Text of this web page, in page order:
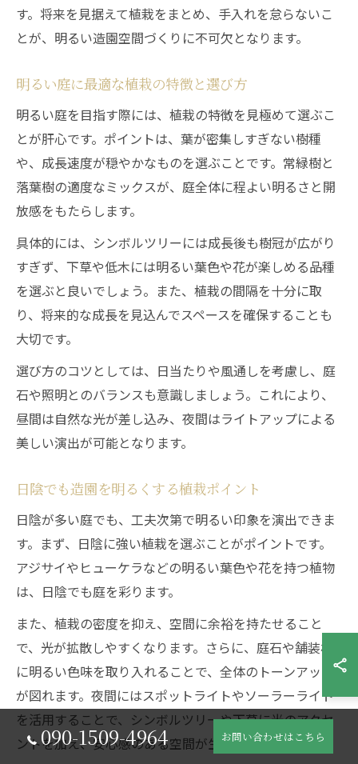
す。将来を見据えて植栽をまとめ、手入れを怠らないこ
とが、明るい造園空間づくりに不可欠となります。
明るい庭に最適な植栽の特徴と選び方
明るい庭を目指す際には、植栽の特徴を見極めて選ぶこ
とが肝心です。ポイントは、葉が密集しすぎない樹種
や、成長速度が穏やかなものを選ぶことです。常緑樹と
落葉樹の適度なミックスが、庭全体に程よい明るさと開
放感をもたらします。
具体的には、シンボルツリーには成長後も樹冠が広がり
すぎず、下草や低木には明るい葉色や花が楽しめる品種
を選ぶと良いでしょう。また、植栽の間隔を十分に取
り、将来的な成長を見込んでスペースを確保することも
大切です。
選び方のコツとしては、日当たりや風通しを考慮し、庭
石や照明とのバランスも意識しましょう。これにより、
昼間は自然な光が差し込み、夜間はライトアップによる
美しい演出が可能となります。
日陰でも造園を明るくする植栽ポイント
日陰が多い庭でも、工夫次第で明るい印象を演出できま
す。まず、日陰に強い植栽を選ぶことがポイントです。
アジサイやヒューケラなどの明るい葉色や花を持つ植物
は、日陰でも庭を彩ります。
また、植栽の密度を抑え、空間に余裕を持たせること
で、光が拡散しやすくなります。さらに、庭石や舗装材
に明るい色味を取り入れることで、全体のトーンアップ
が図れます。夜間にはスポットライトやソーラーライト
を活用することで、シンボルツリーや下草に光のアクセ
ントを加え、安心感のある空間が生まれます。
090-1509-4964 お問い合わせはこちら